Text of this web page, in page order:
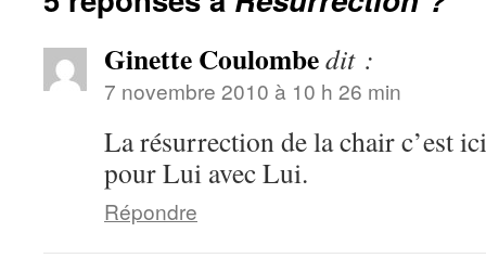
Ginette Coulombedit :
7 novembre 2010 à 10 h 26 min
La résurrection de la chair c’est
pour Lui avec Lui.
Répondre